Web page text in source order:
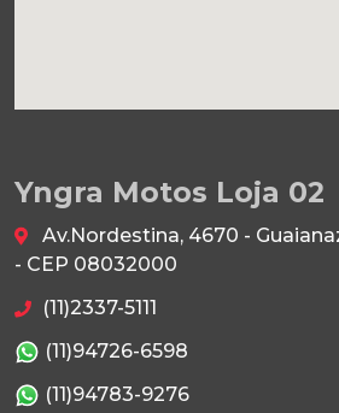
Yngra Motos Loja 02
Av.Nordestina, 4670 -
- CEP 08032000
(11)2337-5111
(11)94726-6598
(11)94783-9276